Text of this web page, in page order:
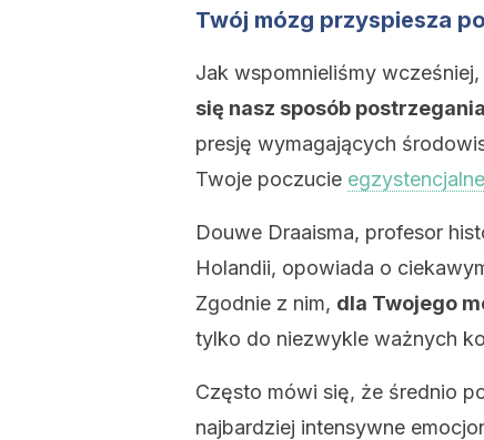
Twój mózg przyspiesza
Jak wspomnieliśmy wcześniej,
się nasz sposób
presję wymagających
Twoje poczucie
Douwe Draaisma, profesor
Holandii, opowiada o
Zgodnie z nim, dla Twojego
tylko do niezwykle ważnych
Często mówi się, że średnio
najbardziej intensywne